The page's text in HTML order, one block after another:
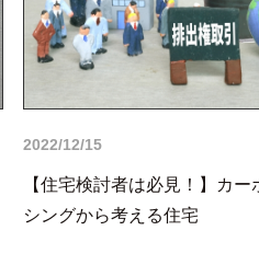
2022/12/15
【住宅検討者は必見！】カー
シングから考える住宅